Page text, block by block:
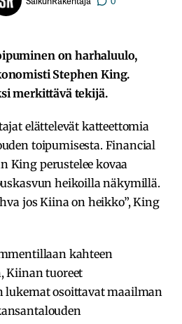
on harhaluulo,
Stephen King.
merkittävä tekijä.
elättelevät katteettomia
toipumisesta. Financial
King perustelee kovaa
heikoilla näkymillä.
jos Kiina on heikko”, King
kahteen
Kiinan tuoreet
lukemat osoittavat maailman